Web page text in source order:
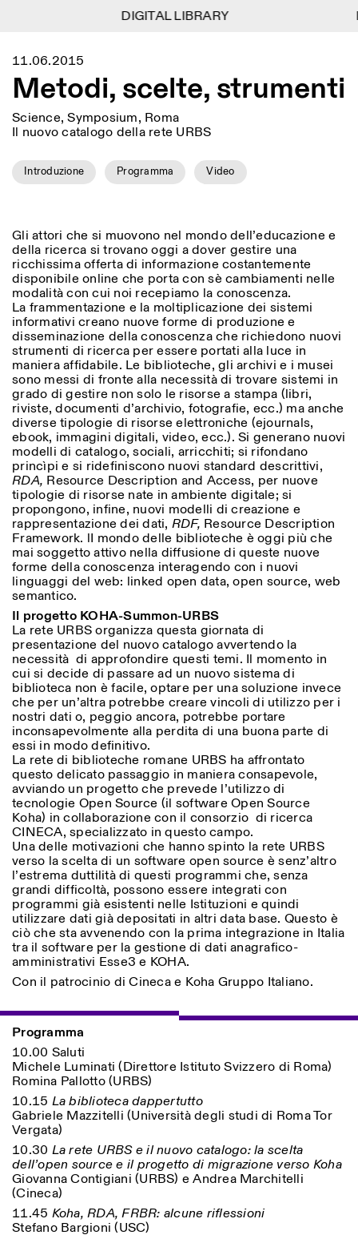
Menu
Lingua EN IT DE
FR
Calendar
Istituto Svizzero
Research
Residencies
Archive
Library
Jobs
Other Activities
NEWSLETTER
Signup to our newsletter to receive updates about our
events
Facebook Instagram Linkedin Vimeo
Privacy Policy
Information
ISTITUTO SVIZZERO
ROME
Villa Maraini
00187 Roma
roma@istitutosvizzero.it
By public transportation:
Barberini
FRONT DESK HOURS:
MON-FRI
09:00AM–01:30PM,
02:30PM–06:00PM
EXHIBITION HOURS:
Atlas Studios
Wednesday/Friday: 14:30-
18:30
Thursday: 14:30-20:00
Saturday/Sunday: 11:00-
18:30
GUIDED TOURS:
By appointment only
(Italian, English)
Cost: 10€ per person
For bookings:
visite@istitutosvizzero.it
Animals are not permitted
ISTITUTO SVIZZERO
MILAN
Sede di Milano
Via Vecchio Politecnico 3
20121 Milan
+39 02 76 01 61 18
milano@istitutosvizzero.it
EXHIBITION HOURS:
I’ll miss you when I scroll
away
Monday/Friday: 11:00-
17:00
Thursday: 11:00-20:00
Saturday: 14:00-18:00
Sunday closed
Designed by Dallas
Filters
Area
Reset
Art
Residencies
Location
Rome
All
Category
Reset
All Categories
Anthropology
Archaeology
Architecture
Art
Astrophysics
Book launch
More Options...
Length (days)
1
> 1
11.06.2015
Metodi, scelte, strumenti
Science, Symposium, Roma
Il nuovo catalogo della rete URBS
Introduzione Programma Video
Gli attori che si muovono nel mondo dell’educazione e
della ricerca si trovano oggi a dover gestire una
ricchissima offerta di informazione costantemente
disponibile online che porta con sè cambiamenti nelle
modalità con cui noi recepiamo la conoscenza.
La frammentazione e la moltiplicazione dei sistemi
informativi creano nuove forme di produzione e
disseminazione della conoscenza che richiedono nuovi
strumenti di ricerca per essere portati alla luce in
maniera affidabile. Le biblioteche, gli archivi e i musei
sono messi di fronte alla necessità di trovare sistemi in
grado di gestire non solo le risorse a stampa (libri,
riviste, documenti d’archivio, fotografie, ecc.) ma anche
diverse tipologie di risorse elettroniche (ejournals,
ebook, immagini digitali, video, ecc.). Si generano nuovi
modelli di catalogo, sociali, arricchiti; si rifondano
princìpi e si ridefiniscono nuovi standard descrittivi,
RDA, Resource Description and Access, per nuove
tipologie di risorse nate in ambiente digitale; si
propongono, infine, nuovi modelli di creazione e
rappresentazione dei dati, RDF, Resource Description
Framework. lI mondo delle biblioteche è oggi più che
mai soggetto attivo nella diffusione di queste nuove
forme della conoscenza interagendo con i nuovi
linguaggi del web: linked open data, open source, web
semantico.
Il progetto KOHA-Summon-URBS
La rete URBS organizza questa giornata di
presentazione del nuovo catalogo avvertendo la
necessità di approfondire questi temi. Il momento in
cui si decide di passare ad un nuovo sistema di
biblioteca non è facile, optare per una soluzione invece
che per un’altra potrebbe creare vincoli di utilizzo per i
nostri dati o, peggio ancora, potrebbe portare
inconsapevolmente alla perdita di una buona parte di
essi in modo definitivo.
La rete di biblioteche romane URBS ha affrontato
questo delicato passaggio in maniera consapevole,
avviando un progetto che prevede l’utilizzo di
tecnologie Open Source (il software Open Source
Koha) in collaborazione con il consorzio di ricerca
CINECA, specializzato in questo campo.
Una delle motivazioni che hanno spinto la rete URBS
verso la scelta di un software open source è senz’altro
l’estrema duttilità di questi programmi che, senza
grandi difficoltà, possono essere integrati con
programmi già esistenti nelle Istituzioni e quindi
utilizzare dati già depositati in altri data base. Questo è
ciò che sta avvenendo con la prima integrazione in Italia
tra il software per la gestione di dati anagrafico-
amministrativi Esse3 e KOHA.
Con il patrocinio di Cineca e Koha Gruppo Italiano.
Programma
10.00 Saluti
Michele Luminati (Direttore Istituto Svizzero di Roma)
Romina Pallotto (URBS)
10.15 La biblioteca dappertutto
Gabriele Mazzitelli (Università degli studi di Roma Tor
Vergata)
10.30 La rete URBS e il nuovo catalogo: la scelta
dell’open source e il progetto di migrazione verso Koha
Giovanna Contigiani (URBS) e Andrea Marchitelli
(Cineca)
11.45 Koha, RDA, FRBR: alcune riflessioni
Stefano Bargioni (USC)
DIGITAL LIBRARY
DIGITAL LIBRARY